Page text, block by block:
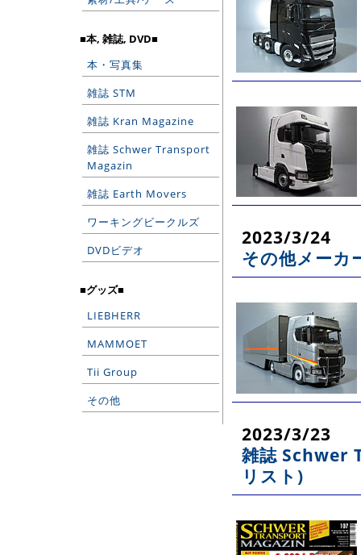
■本, 雑誌, DVD■
本・写真集
雑誌 STM
雑誌 Kran Magazine
雑誌 Schwer Transport
Magazin
雑誌 Earth Movers
ワーキングビークルズ
DVDビデオ
■グッズ■
LIEBHERR
MAMMOET
Tii Group
その他
2023/3/24
その他メーカ
2023/3/23
雑誌 Schwer
リスト)